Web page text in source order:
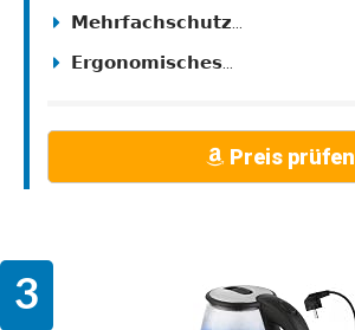
𝗠𝗲𝗵𝗿𝗳𝗮𝗰𝗵𝘀𝗰𝗵𝘂𝘁𝘇...
𝗘𝗿𝗴𝗼𝗻𝗼𝗺𝗶𝘀𝗰𝗵𝗲𝘀...
Preis prüfen